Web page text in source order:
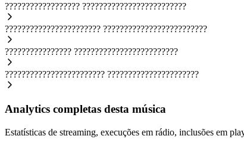
?????????????????? ?????????????????????????
??????????????????????? ?????????????????????????
???????????????? ?????????????????????????
???????????????????????? ??????????????????????
Analytics completas desta música
Estatísticas de streaming, execuções em rádio, inclusões em